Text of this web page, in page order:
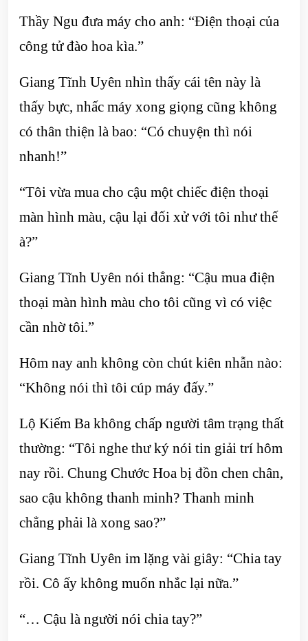
Thầy Ngu đưa máy cho anh: “Điện thoại của
công tử đào hoa kìa.”
Giang Tĩnh Uyên nhìn thấy cái tên này là
thấy bực, nhấc máy xong giọng cũng không
có thân thiện là bao: “Có chuyện thì nói
nhanh!”
“Tôi vừa mua cho cậu một chiếc điện thoại
màn hình màu, cậu lại đối xử với tôi như thế
à?”
Giang Tĩnh Uyên nói thẳng: “Cậu mua điện
thoại màn hình màu cho tôi cũng vì có việc
cần nhờ tôi.”
Hôm nay anh không còn chút kiên nhẫn nào:
“Không nói thì tôi cúp máy đấy.”
Lộ Kiếm Ba không chấp người tâm trạng thất
thường: “Tôi nghe thư ký nói tin giải trí hôm
nay rồi. Chung Chước Hoa bị đồn chen chân,
sao cậu không thanh minh? Thanh minh
chẳng phải là xong sao?”
Giang Tĩnh Uyên im lặng vài giây: “Chia tay
rồi. Cô ấy không muốn nhắc lại nữa.”
“… Cậu là người nói chia tay?”